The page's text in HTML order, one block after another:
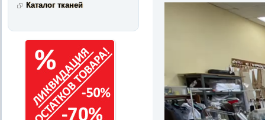
Каталог тканей